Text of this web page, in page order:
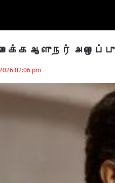
ஆளுநர் அழைப்பு
02:06 pm